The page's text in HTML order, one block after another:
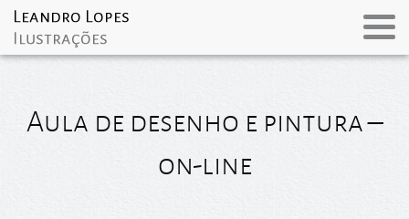
Aula de desenho e pintura –
on-line